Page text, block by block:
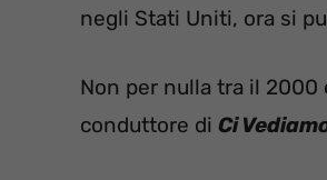
negli Stati Uniti, ora si
Non per nulla tra il
conduttore di Ci